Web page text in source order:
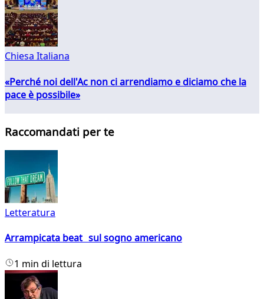
Chiesa Italiana
«Perché noi dell'Ac non ci arrendiamo e diciamo che la
pace è possibile»
Raccomandati per te
Letteratura
Arrampicata beat sul sogno americano
1 min di lettura